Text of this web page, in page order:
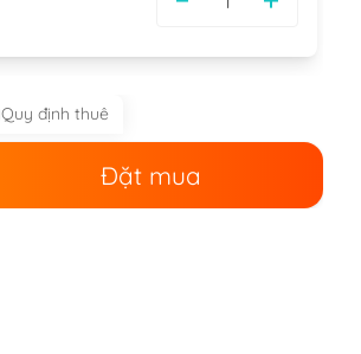
Quy định thuê
Đặt mua